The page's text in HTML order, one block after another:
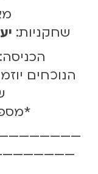
שחקניות:
הנוכחים